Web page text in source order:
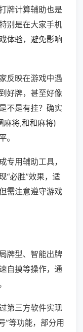
牌计算辅助也是
别是在大家手机
体验，避免影响
反映在游戏中遇
好牌，甚至好像
不是有挂？确实
麻将,和和麻将)
。
专用辅助工具，
“必胜”效果，适
需注意遵守游戏
牌型、智能出牌
自摸等操作，通
第三方软件实现
”等功能，部分用